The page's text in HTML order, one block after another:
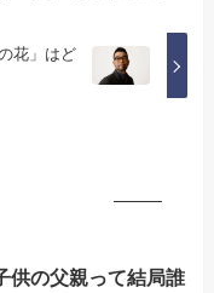
花」はど
供の父親って結局誰